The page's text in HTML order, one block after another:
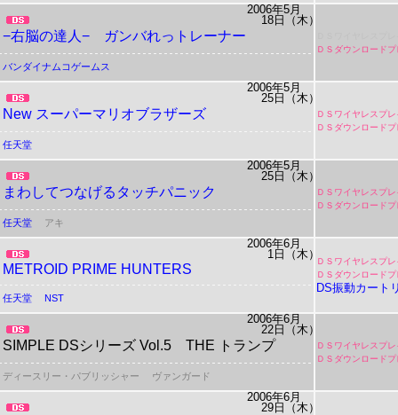
2006年5月
18日（木）
−右脳の達人− ガンバれっトレーナー
ＤＳダウンロード
バンダイナムコゲームス
2006年5月
25日（木）
New スーパーマリオブラザーズ
ＤＳワイヤレスプ
ＤＳダウンロード
任天堂
2006年5月
25日（木）
まわしてつなげるタッチパニック
ＤＳワイヤレスプ
ＤＳダウンロード
任天堂
アキ
2006年6月
1日（木）
METROID PRIME HUNTERS
ＤＳワイヤレスプ
ＤＳダウンロード
DS振動カート
任天堂 NST
2006年6月
22日（木）
SIMPLE DSシリーズ Vol.5 THE トランプ
ＤＳワイヤレスプ
ＤＳダウンロード
ディースリー・パブリッシャー
ヴァンガード
2006年6月
29日（木）